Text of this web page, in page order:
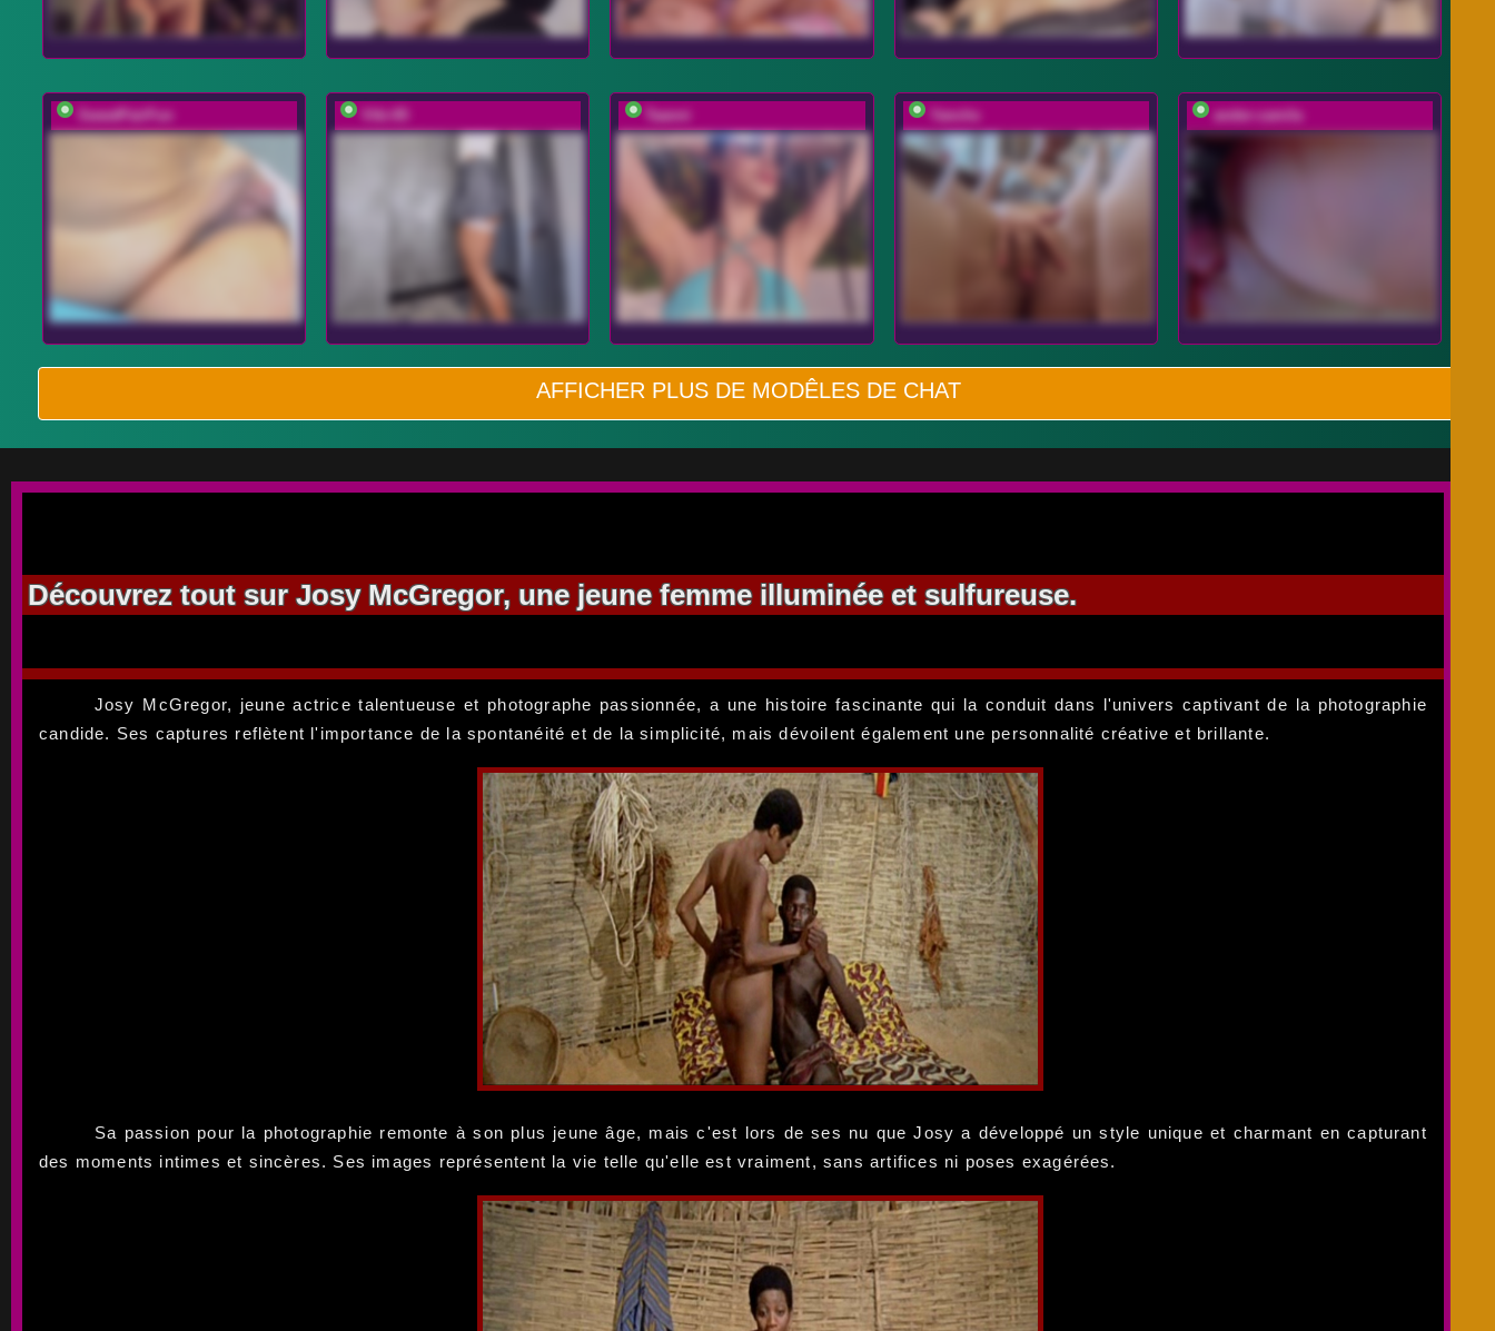
SweetPairFun Viki-05 Taanni Yanchs ander-camila
AFFICHER PLUS DE MODÊLES DE CHAT
Découvrez tout sur Josy McGregor, une jeune femme illuminée et sulfureuse.
Josy McGregor, jeune actrice talentueuse et photographe passionnée, a une histoire fascinante qui la conduit dans l'univers captivant de la photographie
candide. Ses captures reflètent l'importance de la spontanéité et de la simplicité, mais dévoilent également une personnalité créative et brillante.
Sa passion pour la photographie remonte à son plus jeune âge, mais c'est lors de ses nu que Josy a développé un style unique et charmant en capturant
des moments intimes et sincères. Ses images représentent la vie telle qu'elle est vraiment, sans artifices ni poses exagérées.